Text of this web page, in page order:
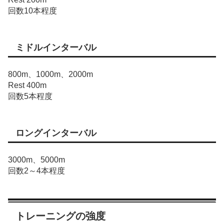
回数10本程度
ミドルインターバル
800m、1000m、2000m
Rest 400m
回数5本程度
ロングインターバル
3000m、5000m
回数2～4本程度
トレーニングの強度